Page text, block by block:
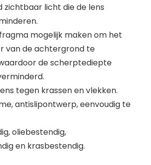
zichtbaar licht die de lens
mogelijk maken om het
van de achtergrond te
de scherptediepte
tegen krassen en vlekken.
antislipontwerp, eenvoudig te
oliebestendig,
en krasbestendig.